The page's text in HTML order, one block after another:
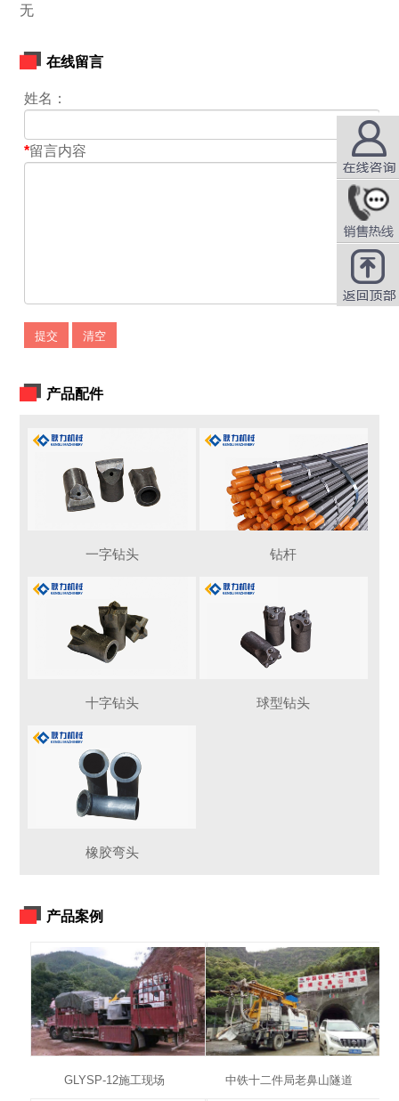
无
在线留言
姓名：
*留言内容
提交 清空
产品配件
一字钻头 钻杆
十字钻头 球型钻头
橡胶弯头
产品案例
GLYSP-12施工现场 中铁十二件局老鼻山隧道
在线咨询
QQ咨询